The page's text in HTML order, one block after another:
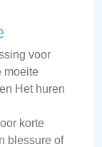
voor
moeite
Het huren
korte
blessure of